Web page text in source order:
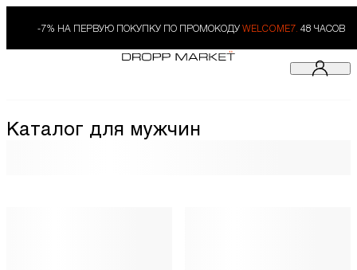
-7% НА ПЕРВУЮ ПОКУПКУ ПО ПРОМОКОДУ WELCOME7. 48 ЧАСОВ
Каталог для мужчин